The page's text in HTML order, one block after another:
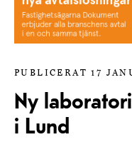
PUBLICERAT 17
Ny
i Lund